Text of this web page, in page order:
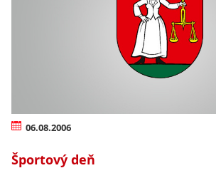
06.08.2006
Športový deň